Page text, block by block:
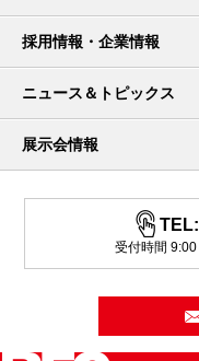
採用情報・企業情報
ニュース＆トピックス
展示会情報
TEL:
受付時間 9:00